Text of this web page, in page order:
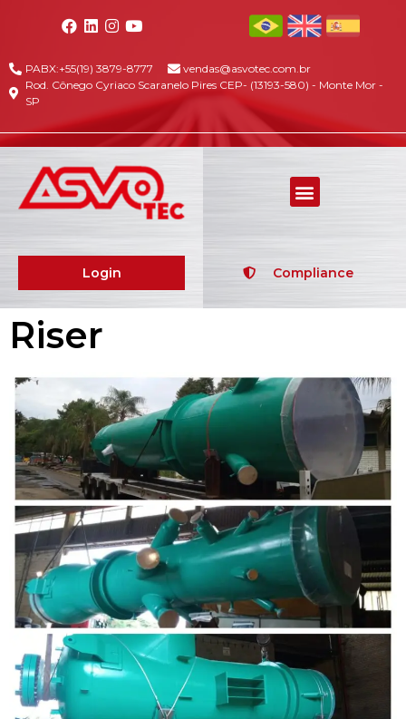
PABX:+55(19) 3879-8777
vendas@asvotec.com.br
Rod. Cônego Cyriaco Scaranelo Pires CEP- (13193-580) - Monte Mor -
SP
Login Compliance
Riser